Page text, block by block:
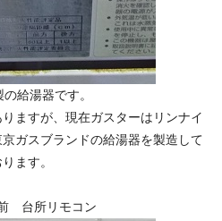
給湯器です。
ますが、現在ガスターはリンナイ
ガスブランドの給湯器を製造して
ます。
台所リモコン